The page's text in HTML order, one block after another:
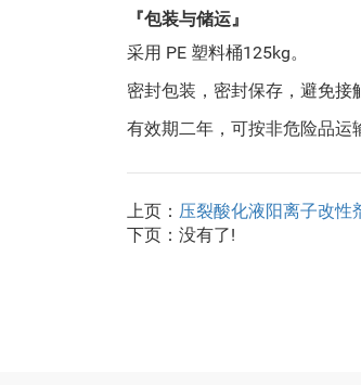
『包装与储运』
采用 PE 塑料桶125kg。
密封包装，密封保存，避免接
有效期二年，可按非危险品运
上页： 压裂酸化液阳离子改性
下页：没有了!